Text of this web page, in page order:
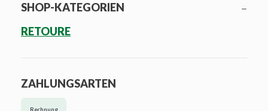
SHOP-KATEGORIEN
RETOURE
ZAHLUNGSARTEN
Rechnung